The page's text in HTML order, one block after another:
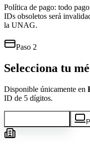
Política de pago: todo
IDs obsoletos será
la UNAG.
Paso 2
Selecciona tu
Disponible únicamente en
ID de 5 dígitos.